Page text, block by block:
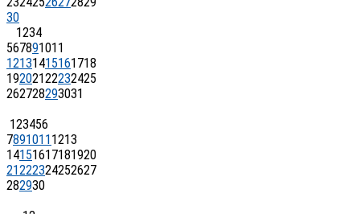
30
1234
567891011
12131415161718
19202122232425
262728293031
123456
7891011 1213
14151617181920
21222324252627
282930